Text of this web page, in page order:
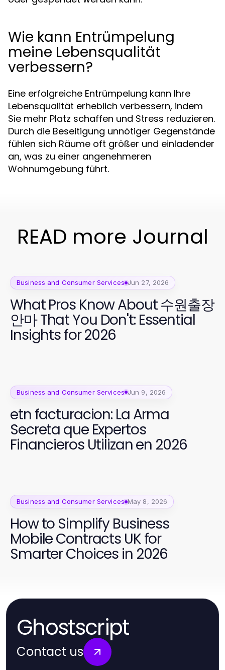
Wie kann Entrümpelung
meine Lebensqualität
verbessern?
Eine erfolgreiche Entrümpelung kann Ihre
Lebensqualität erheblich verbessern, indem
Sie mehr Platz schaffen und Stress reduzieren.
Durch die Beseitigung unnötiger Gegenstände
fühlen sich Räume oft größer und einladender
an, was zu einer angenehmeren
Wohnumgebung führt.
READ more Journal
Business and Consumer Services Jun 27, 2026
What Pros Know About 수원출장
안마 That You Don't: Essential
Insights for 2026
Business and Consumer Services Jun 9, 2026
etn facturacion: La Arma
Secreta que Expertos
Financieros Utilizan en 2026
Business and Consumer Services May 8, 2026
How to Simplify Business
Mobile Contracts UK for
Smarter Choices in 2026
Ghostscript
Contact us